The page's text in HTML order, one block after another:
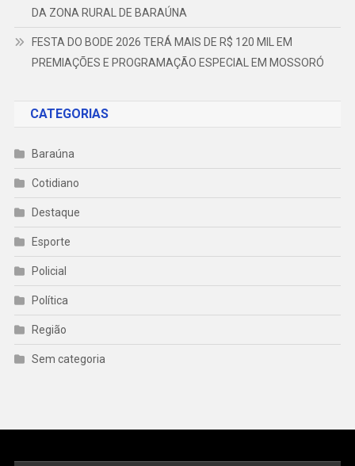
DA ZONA RURAL DE BARAÚNA
FESTA DO BODE 2026 TERÁ MAIS DE R$ 120 MIL EM
PREMIAÇÕES E PROGRAMAÇÃO ESPECIAL EM MOSSORÓ
CATEGORIAS
Baraúna
Cotidiano
Destaque
Esporte
Policial
Política
Região
Sem categoria